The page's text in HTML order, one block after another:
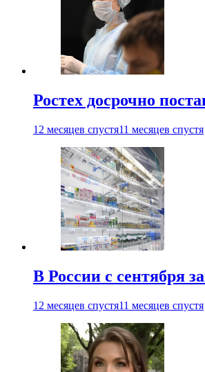
Ростех досрочно
12 месяцев спустя11 месяцев спустя
В России с сентября
12 месяцев спустя11 месяцев спустя